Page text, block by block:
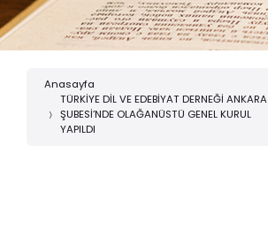
Anasayfa
TÜRKİYE DİL VE EDEBİYAT DERNEĞİ ANKARA
ŞUBESİ’NDE OLAĞANÜSTÜ GENEL KURUL
YAPILDI